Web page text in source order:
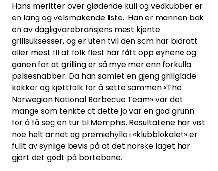
Hans meritter over glødende kull og vedkubber er
en lang og velsmakende liste. Han er mannen bak
en av dagligvarebransjens mest kjente
grillsuksesser, og er uten tvil den som har bidratt
aller mest til at folk flest har fått opp øynene og
ganen for at grilling er så mye mer enn forkulla
pølsesnabber. Da han samlet en gjeng grillglade
kokker og kjøttfolk for å sette sammen «The
Norwegian National Barbecue Team» var det
mange som tenkte at dette jo var en god grunn
for å få seg en tur til Memphis. Resultatene har vist
noe helt annet og premiehylla i «klubblokalet» er
fullt av synlige bevis på at det norske laget har
gjort det godt på bortebane.